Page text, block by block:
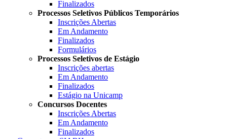
Finalizados
Processos Seletivos Públicos Temporários
Inscrições Abertas
Em Andamento
Finalizados
Formulários
Processos Seletivos de Estágio
Inscrições abertas
Em Andamento
Finalizados
Estágio na Unicamp
Concursos Docentes
Inscrições Abertas
Em Andamento
Finalizados